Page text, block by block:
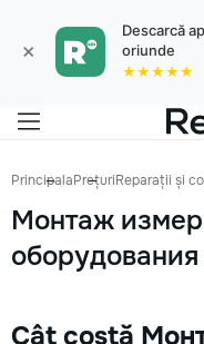
×
Descarcă
oriunde
★★★★★
PrincipalaPrețuriReparații și
Монтаж
оборудования
Cât costă